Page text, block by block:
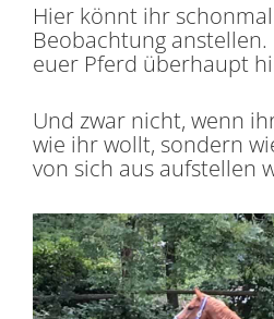
Hier könnt ihr
Beobachtung
euer Pferd überhaupt
Und zwar nicht, wenn
wie ihr wollt, sondern
von sich aus aufstellen